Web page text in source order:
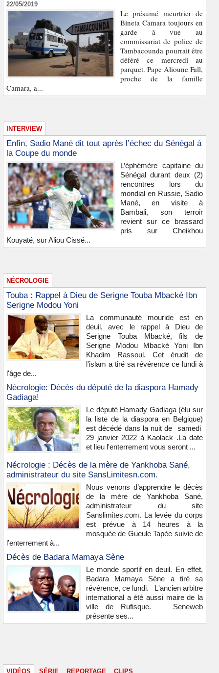
22/05/2019
Le présumé meurtrier de
Bineta Camara toujours en
garde à vue au
commissariat de police de
Tambacounda pourrait être
déféré ce mercredi au
parquet. Pape Alioune Fall,
proche de la famille
Camara, a...
INTERVIEW
Enfin, Sadio Mané dit tout après l’échec du Sénégal à
la Coupe du monde
L’éphémère capitaine du
Sénégal durant deux (2)
rencontres lors du
mondial en Russie, Sadio
Mané, en visite à
Bambali, son terroir
revient sur ce brassard
pris sur Cheikhou
Kouyaté, sur Aliou Cissé...
NÉCROLOGIE
Touba : Rappel à Dieu de Serigne Touba Mbacké Ibn
Serigne Modou Yoni
La communauté mouride est en
deuil, avec le rappel à Dieu de
Serigne Touba Mbacké, fils de
Serigne Modou Mbacké Yoni Ibn
Khadim Rassoul. Cet érudit de
l'islam a tiré sa révérence ce lundi à
l'âge de...
Nécrologie: Décès du député de la diaspora Hamady
Gadiaga!
Le député Hamady Gadiaga (élu sur
la liste de la diaspora en Belgique)
est décédé dans la nuit de samedi
29 janvier 2022 à Kaolack .La date
et lieu l'enterrement vous seront ...
Nécrologie : Décès de la mère de Yankhoba Sané,
administrateur du site SansLimitesn.com.
Nous venons d’apprendre le décès
de la mère de Yankhoba Sané,
administrateur du site
Sanslimites.com. La levée du corps
est prévue à 14 heures à la
mosquée de Gueule Tapée suivie de
l’enterrement à...
Décès de Badara Mamaya Sène
Le monde sportif en deuil. En effet,
Badara Mamaya Sène a tiré sa
révérence, ce lundi. L'ancien arbitre
international a été aussi maire de la
ville de Rufisque. Seneweb
présente ses...
VIDÉOS SÉRIE REPORTAGE CLIPS